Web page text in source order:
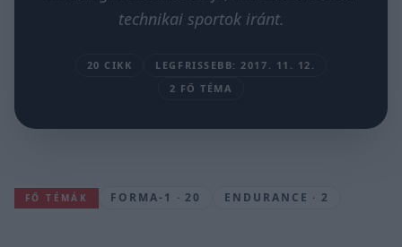
technikai sportok iránt.
20 CIKK
LEGFRISSEBB: 2017. 11. 12.
2 FŐ TÉMA
FŐ TÉMÁK FORMA-1 · 20 ENDURANCE · 2